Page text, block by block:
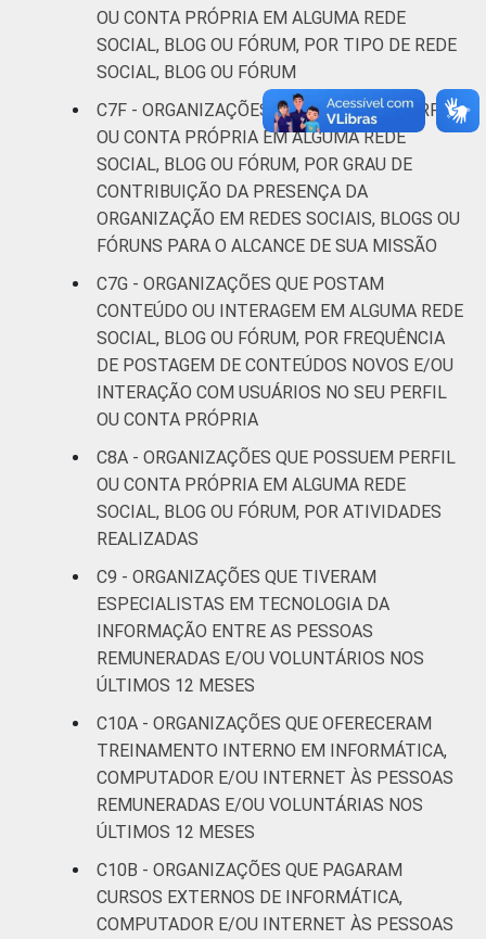
OU CONTA PRÓPRIA EM ALGUMA REDE
SOCIAL, BLOG OU FÓRUM, POR TIPO DE REDE
SOCIAL, BLOG OU FÓRUM
C7F - ORGANIZAÇÕES QUE POSSUEM PERFIL
OU CONTA PRÓPRIA EM ALGUMA REDE
SOCIAL, BLOG OU FÓRUM, POR GRAU DE
CONTRIBUIÇÃO DA PRESENÇA DA
ORGANIZAÇÃO EM REDES SOCIAIS, BLOGS OU
FÓRUNS PARA O ALCANCE DE SUA MISSÃO
C7G - ORGANIZAÇÕES QUE POSTAM
CONTEÚDO OU INTERAGEM EM ALGUMA REDE
SOCIAL, BLOG OU FÓRUM, POR FREQUÊNCIA
DE POSTAGEM DE CONTEÚDOS NOVOS E/OU
INTERAÇÃO COM USUÁRIOS NO SEU PERFIL
OU CONTA PRÓPRIA
C8A - ORGANIZAÇÕES QUE POSSUEM PERFIL
OU CONTA PRÓPRIA EM ALGUMA REDE
SOCIAL, BLOG OU FÓRUM, POR ATIVIDADES
REALIZADAS
C9 - ORGANIZAÇÕES QUE TIVERAM
ESPECIALISTAS EM TECNOLOGIA DA
INFORMAÇÃO ENTRE AS PESSOAS
REMUNERADAS E/OU VOLUNTÁRIOS NOS
ÚLTIMOS 12 MESES
C10A - ORGANIZAÇÕES QUE OFERECERAM
TREINAMENTO INTERNO EM INFORMÁTICA,
COMPUTADOR E/OU INTERNET ÀS PESSOAS
REMUNERADAS E/OU VOLUNTÁRIAS NOS
ÚLTIMOS 12 MESES
C10B - ORGANIZAÇÕES QUE PAGARAM
CURSOS EXTERNOS DE INFORMÁTICA,
COMPUTADOR E/OU INTERNET ÀS PESSOAS